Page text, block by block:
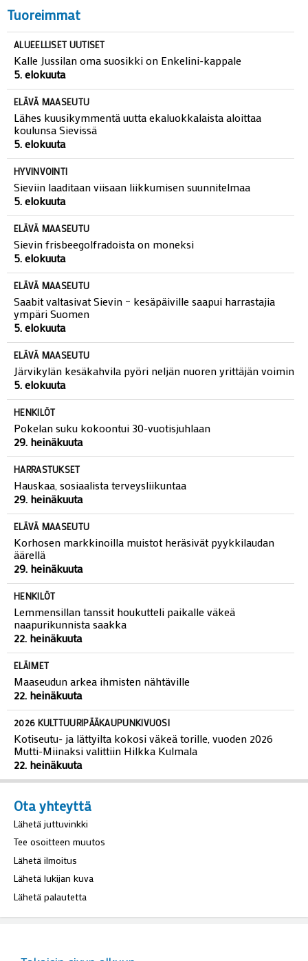
Tuoreimmat
ALUEELLISET UUTISET
Kalle Jussilan oma suosikki on Enkelini-kappale
5. elokuuta
ELÄVÄ MAASEUTU
Lähes kuusikymmentä uutta ekaluokkalaista aloittaa
koulunsa Sievissä
5. elokuuta
HYVINVOINTI
Sieviin laaditaan viisaan liikkumisen suunnitelmaa
5. elokuuta
ELÄVÄ MAASEUTU
Sievin frisbeegolfradoista on moneksi
5. elokuuta
ELÄVÄ MAASEUTU
Saabit valtasivat Sievin – kesäpäiville saapui harrastajia
ympäri Suomen
5. elokuuta
ELÄVÄ MAASEUTU
Järvikylän kesäkahvila pyöri neljän nuoren yrittäjän voimin
5. elokuuta
HENKILÖT
Pokelan suku kokoontui 30-vuotisjuhlaan
29. heinäkuuta
HARRASTUKSET
Hauskaa, sosiaalista terveysliikuntaa
29. heinäkuuta
ELÄVÄ MAASEUTU
Korhosen markkinoilla muistot heräsivät pyykkilaudan
äärellä
29. heinäkuuta
HENKILÖT
Lemmensillan tanssit houkutteli paikalle väkeä
naapurikunnista saakka
22. heinäkuuta
ELÄIMET
Maaseudun arkea ihmisten nähtäville
22. heinäkuuta
2026 KULTTUURIPÄÄKAUPUNKIVUOSI
Kotiseutu- ja lättyilta kokosi väkeä torille, vuoden 2026
Mutti-Miinaksi valittiin Hilkka Kulmala
22. heinäkuuta
Ota yhteyttä
Lähetä juttuvinkki
Tee osoitteen muutos
Lähetä ilmoitus
Lähetä lukijan kuva
Lähetä palautetta